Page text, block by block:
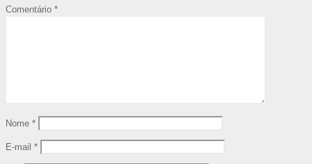
Comentário *
Nome *
E-mail *